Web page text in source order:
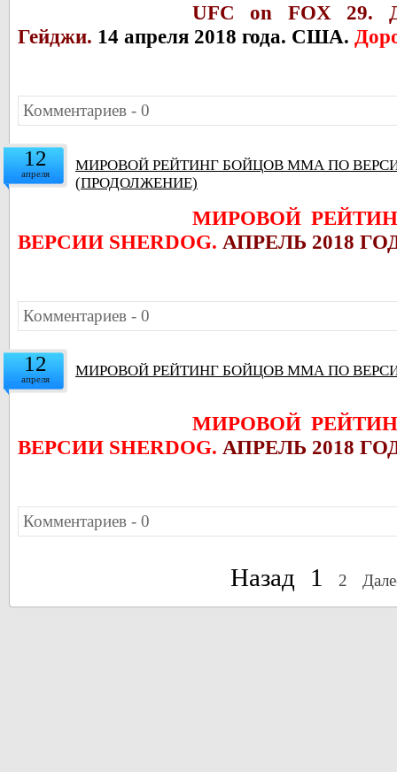
UFC on FOX 29.
Гейджи. 14 апреля 2018 года. США.
Комментариев - 0
12
апреля
МИРОВОЙ РЕЙТИНГ БОЙЦОВ ММА ПО ВЕРСИИ
(ПРОДОЛЖЕНИЕ)
МИРОВОЙ
ВЕРСИИ SHERDOG. АПРЕЛЬ 2018
Комментариев - 0
12
апреля МИРОВОЙ РЕЙТИНГ БОЙЦОВ ММА ПО ВЕРСИИ
МИРОВОЙ
ВЕРСИИ SHERDOG. АПРЕЛЬ 2018
Комментариев - 0
Назад 1 2